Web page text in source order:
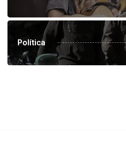
Política